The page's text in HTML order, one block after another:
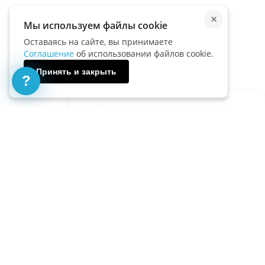
Тесты по физике
?
×
Мы используем файлы cookie
Оставаясь на сайте, вы принимаете
Соглашение об использовании файлов cookie.
Принять и закрыть